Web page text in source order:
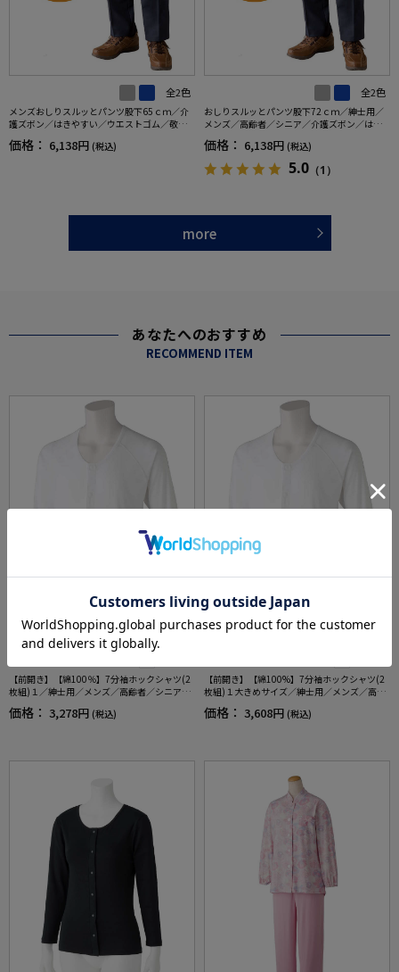
全2色
メンズおしりスルッとパンツ股下65ｃｍ／介
護ズボン／はきやすい／ウエストゴム／敬老
の日／ギフト／プレゼント【CF】
価格： 6,138円 (税込)
全2色
おしりスルッとパンツ股下72ｃｍ／紳士用／
メンズ／高齢者／シニア／介護ズボン／はき
やすい／ウエストゴム／敬老の日／ギフト／
プレゼント【CF】
価格： 6,138円 (税込)
5.0 （1）
more
あなたへのおすすめ
RECOMMEND ITEM
【前開き】【綿100％】7分袖ホックシャツ(2
枚組)１／紳士用／メンズ／高齢者／シニア／
肌着／インナー／抗菌防臭／後ろ長め／ラグ
ラン袖／脱ぎやすい／着やすい／腰曲がり／
価格： 3,278円 (税込)
【前開き】【綿100%】7分袖ホックシャツ(2
枚組)１大きめサイズ／紳士用／メンズ／高齢
者／シニア／抗菌防臭／腰曲がり／後ろ長め
／ラグラン袖／脱ぎやすい／着やすい／肌着
価格： 3,608円 (税込)